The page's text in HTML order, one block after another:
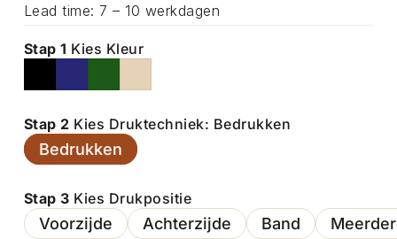
Lead time: 7 – 10 werkdagen
Stap 1 Kies Kleur
Stap 2 Kies Druktechniek: Bedrukken
Bedrukken
Stap 3 Kies Drukpositie
Voorzijde Achterzijde Band